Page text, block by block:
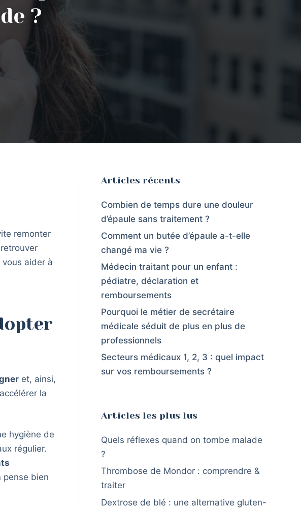
?
remonter
aider à
et, ainsi,
la
hygiène de
régulier.
pense bien
Articles récents
Combien de temps dure une douleur
d’épaule sans traitement ?
Comment un butée d’épaule a-t-elle
changé ma vie ?
Médecin traitant pour un enfant :
pédiatre, déclaration et
remboursements
Pourquoi le métier de secrétaire
médicale séduit de plus en plus de
professionnels
Secteurs médicaux 1, 2, 3 : quel impact
sur vos remboursements ?
Articles les plus lus
Quels réflexes quand on tombe malade
?
Thrombose de Mondor : comprendre &
traiter
Dextrose de blé : une alternative gluten-